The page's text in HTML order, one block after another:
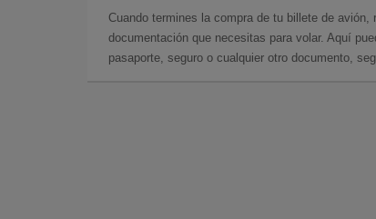
Cuando termines la compra de tu billete de avión,
documentación que necesitas para volar. Aquí
pasaporte, seguro o cualquier otro documento,